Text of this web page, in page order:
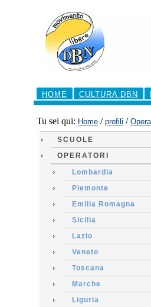
contenuti.
navigazione
Sezioni
HOME
CULTURA DBN
Tu sei qui: Home / profili /
SCUOLE
OPERATORI
Lombardia
Piemonte
Emilia Romagna
Sicilia
Lazio
Veneto
Toscana
Marche
Liguria